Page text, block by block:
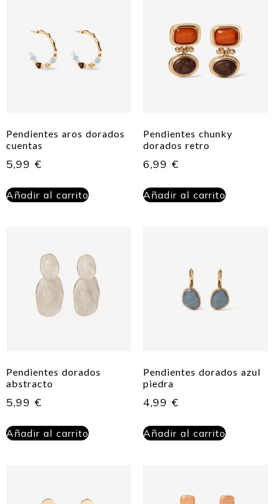
Pendientes aros dorados
cuentas
5,99 €
Añadir al carrito
Pendientes chunky
dorados retro
6,99 €
Añadir al carrito
Pendientes dorados
abstracto
5,99 €
Añadir al carrito
Pendientes dorados azul
piedra
4,99 €
Añadir al carrito